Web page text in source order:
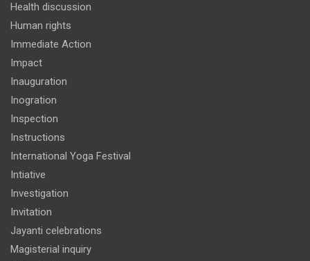
Health discussion
Human rights
Immediate Action
Impact
Inauguration
Inogration
Inspection
Instructions
International Yoga Festival
Intiative
Investigation
Invitation
Jayanti celebrations
Magisterial inquiry